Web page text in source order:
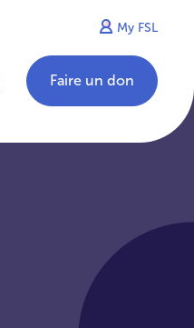
My FSL
Faire un don